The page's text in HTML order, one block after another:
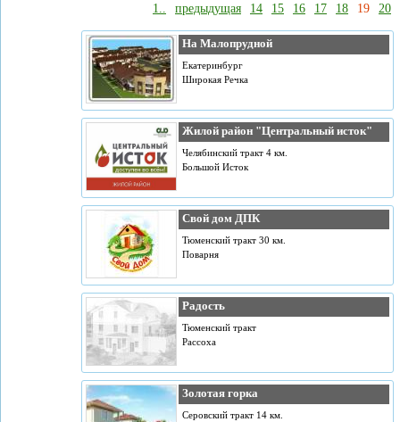
1.. предыдущая 14 15 16 17 18 19 20
На Малопрудной
Екатеринбург
Широкая Речка
Жилой район "Центральный исток"
Челябинский тракт 4 км.
Большой Исток
Свой дом ДПК
Тюменский тракт 30 км.
Поварня
Радость
Тюменский тракт
Рассоха
Золотая горка
Серовский тракт 14 км.